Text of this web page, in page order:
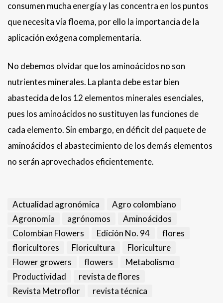
consumen mucha energía y las concentra en los puntos
que necesita vía floema, por ello la importancia de la
aplicación exógena complementaria.
No debemos olvidar que los aminoácidos no son
nutrientes minerales. La planta debe estar bien
abastecida de los 12 elementos minerales esenciales,
pues los aminoácidos no sustituyen las funciones de
cada elemento. Sin embargo, en déficit del paquete de
aminoácidos el abastecimiento de los demás elementos
no serán aprovechados eficientemente.
Actualidad agronómica
Agro colombiano
Agronomía
agrónomos
Aminoácidos
Colombian Flowers
Edición No. 94
flores
floricultores
Floricultura
Floriculture
Flower growers
flowers
Metabolismo
Productividad
revista de flores
Revista Metroflor
revista técnica